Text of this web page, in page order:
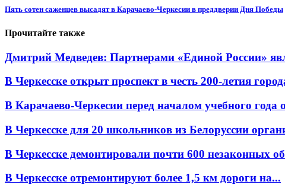
Пять сотен саженцев высадят в Карачаево-Черкесии в преддверии Дня Победы
Прочитайте также
Дмитрий Медведев: Партнерами «Единой России»
В Черкесске открыт проспект в честь 200-летия
В Карачаево-Черкесии перед началом учебного года
В Черкесске для 20 школьников из Белоруссии
В Черкесске демонтировали почти 600 незаконных
В Черкесске отремонтируют более 1,5 км дороги на...